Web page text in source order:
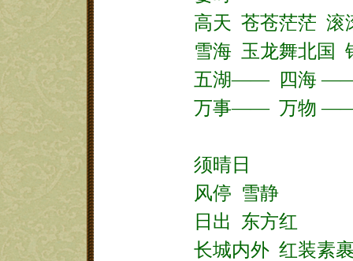
高天 苍苍茫茫 滚
雪海 玉龙舞北国
五湖—— 四海
万事—— 万物
须晴日
风停 雪静
日出 东方红
长城内外 红装素